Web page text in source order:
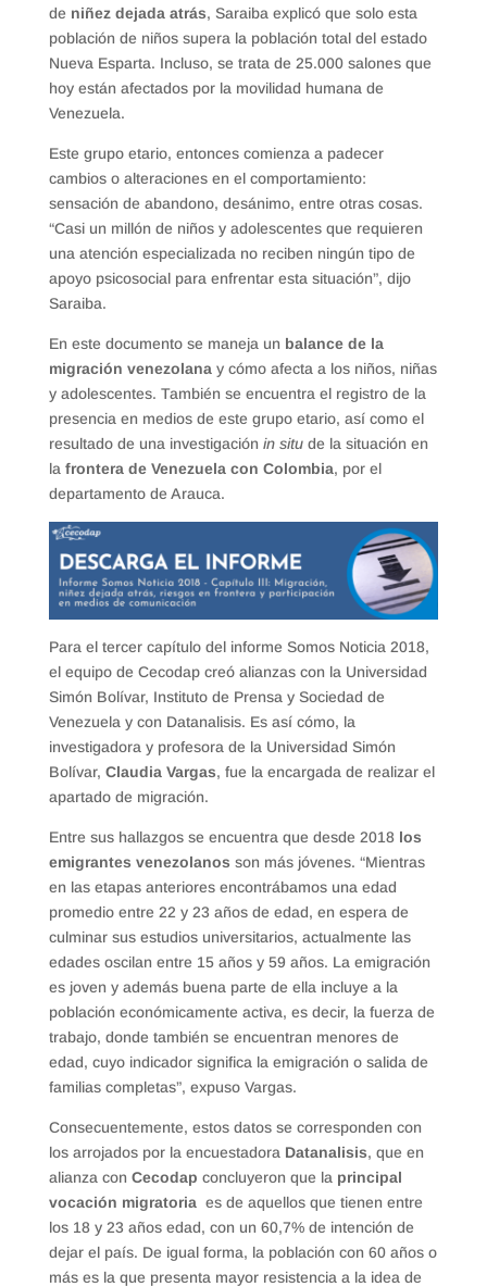
de niñez dejada atrás, Saraiba explicó que solo esta
población de niños supera la población total del estado
Nueva Esparta. Incluso, se trata de 25.000 salones que
hoy están afectados por la movilidad humana de
Venezuela.
Este grupo etario, entonces comienza a padecer
cambios o alteraciones en el comportamiento:
sensación de abandono, desánimo, entre otras cosas.
“Casi un millón de niños y adolescentes que requieren
una atención especializada no reciben ningún tipo de
apoyo psicosocial para enfrentar esta situación”, dijo
Saraiba.
En este documento se maneja un balance de la
migración venezolanay cómo afecta a los niños, niñas
y adolescentes. También se encuentra el registro de la
presencia en medios de este grupo etario, así como el
resultado de una investigación in situ de la situación en
la frontera de Venezuela con Colombia, por el
departamento de Arauca.
Para el tercer capítulo del informe Somos Noticia 2018,
el equipo de Cecodap creó alianzas con la Universidad
Simón Bolívar, Instituto de Prensa y Sociedad de
Venezuela y con Datanalisis. Es así cómo, la
investigadora y profesora de la Universidad Simón
Bolívar, Claudia Vargas, fue la encargada de realizar el
apartado de migración.
Entre sus hallazgos se encuentra que desde 2018los
emigrantes venezolanos son más jóvenes. “Mientras
en las etapas anteriores encontrábamos una edad
promedio entre 22 y 23 años de edad, en espera de
culminar sus estudios universitarios, actualmente las
edades oscilan entre 15 años y 59 años. La emigración
es joven y además buena parte de ella incluye a la
población económicamente activa, es decir, la fuerza de
trabajo, donde también se encuentran menores de
edad, cuyo indicador significa la emigración o salida de
familias completas”, expuso Vargas.
Consecuentemente, estos datos se corresponden con
los arrojados por la encuestadora Datanalisis, que en
alianza con Cecodap concluyeron que la principal
vocación migratoria es de aquellos que tienen entre
los 18 y 23 años edad, con un 60,7% de intención de
dejar el país. De igual forma, la población con 60 años o
más es la que presenta mayor resistencia a la idea de